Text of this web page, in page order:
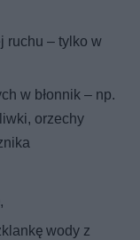
ruchu – tylko w
w błonnik – np.
orzechy
wody z